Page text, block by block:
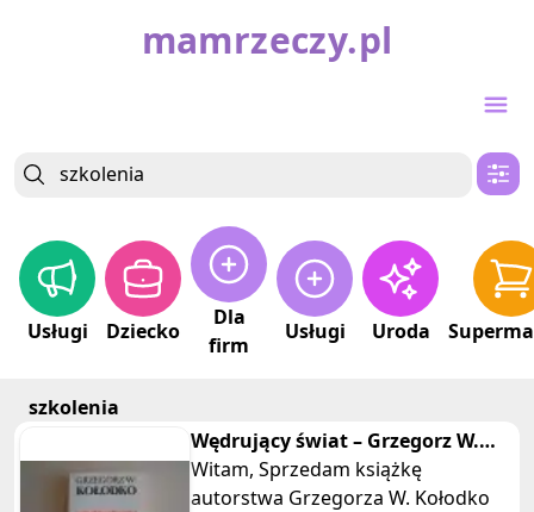
mamrzeczy.pl
Usługi Dziecko
Dla
firm
Usługi Uroda
szkolenia
Wędrujący świat – Grzegorz W.
Kołodko – autograf autora
Witam, Sprzedam książkę
autorstwa Grzegorza W. Kołodko